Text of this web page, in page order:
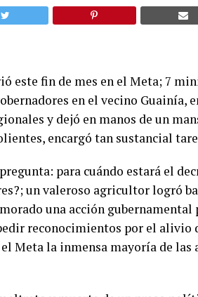
este fin de mes en el Meta; 7
en el vecino Guainía,
y dejó en manos de un
encargó tan sustancial
para cuándo estará el
un valeroso agricultor logró
una acción
reconocimientos por el alivio
Meta la inmensa mayoría de las